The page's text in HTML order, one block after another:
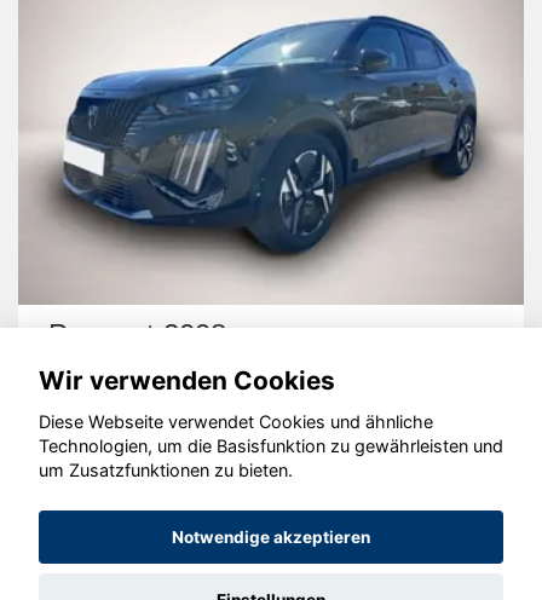
Peugeot 2008
© konjunkturmotor.de GmbH 2020 - 2026
Wir verwenden Cookies
Diese Webseite verwendet Cookies und ähnliche
Technologien, um die Basisfunktion zu gewährleisten und
um Zusatzfunktionen zu bieten.
Notwendige akzeptieren